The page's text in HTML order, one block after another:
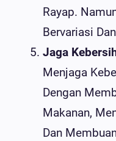
Rayap.
Bervariasi
Jaga
Menjaga
Dengan
Makanan,
Dan